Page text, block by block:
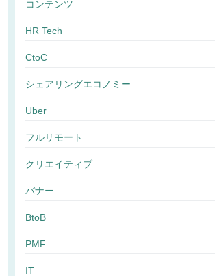
コンテンツ
HR Tech
CtoC
シェアリングエコノミー
Uber
フルリモート
クリエイティブ
バナー
BtoB
PMF
IT